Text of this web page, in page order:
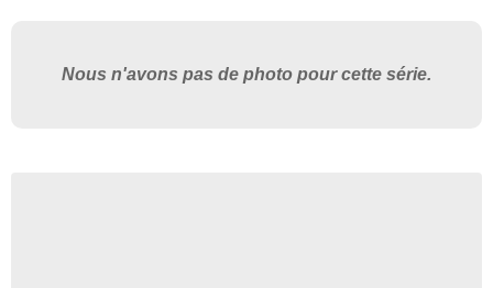
Nous n'avons pas de photo pour cette série.